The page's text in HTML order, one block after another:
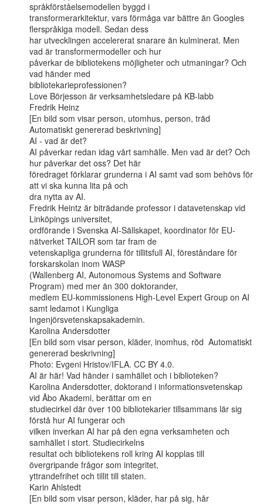
språkförståelsemodellen byggd i
transformerarkitektur, vars förmåga var bättre än Googles
flerspråkiga modell. Sedan dess
har utvecklingen accelererat snarare än kulminerat. Men
vad är transformermodeller och hur
påverkar de bibliotekens möjligheter och utmaningar? Och
vad händer med
bibliotekarieprofessionen?
Love Börjesson är verksamhetsledare på KB-labb
Fredrik Heinz
[En bild som visar person, utomhus, person, träd
Automatiskt genererad beskrivning]
AI - vad är det?
AI påverkar redan idag vårt samhälle. Men vad är det? Och
hur påverkar det oss? Det här
föredraget förklarar grunderna i AI samt vad som behövs för
att vi ska kunna lita på och
dra nytta av AI.
Fredrik Heintz är biträdande professor i datavetenskap vid
Linköpings universitet,
ordförande i Svenska AI-Sällskapet, koordinator för EU-
nätverket TAILOR som tar fram de
vetenskapliga grunderna för tillitsfull AI, föreståndare för
forskarskolan inom WASP
(Wallenberg AI, Autonomous Systems and Software
Program) med mer än 300 doktorander,
medlem EU-kommissionens High-Level Expert Group on AI
samt ledamot i Kungliga
Ingenjörsvetenskapsakademin.
Karolina Andersdotter
[En bild som visar person, kläder, inomhus, röd  Automatiskt
genererad beskrivning]
Photo: Evgeni Hristov/IFLA. CC BY 4.0.
AI är här! Vad händer i samhället och i biblioteken?
Karolina Andersdotter, doktorand i informationsvetenskap
vid Åbo Akademi, berättar om en
studiecirkel där över 100 bibliotekarier tillsammans lär sig
förstå hur AI fungerar och
vilken inverkan AI har på den egna verksamheten och
samhället i stort. Studiecirkelns
resultat och bibliotekens roll kring AI kopplas till
övergripande frågor som integritet,
yttrandefrihet och tillit till staten.
Karin Ahlstedt
[En bild som visar person, kläder, har på sig, hår